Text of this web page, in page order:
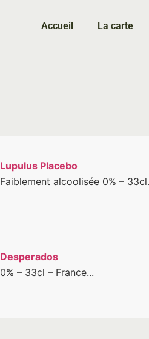
Accueil La carte
Lupulus Placebo
Faiblement alcoolisée 0% –
Desperados
0% – 33cl – France...